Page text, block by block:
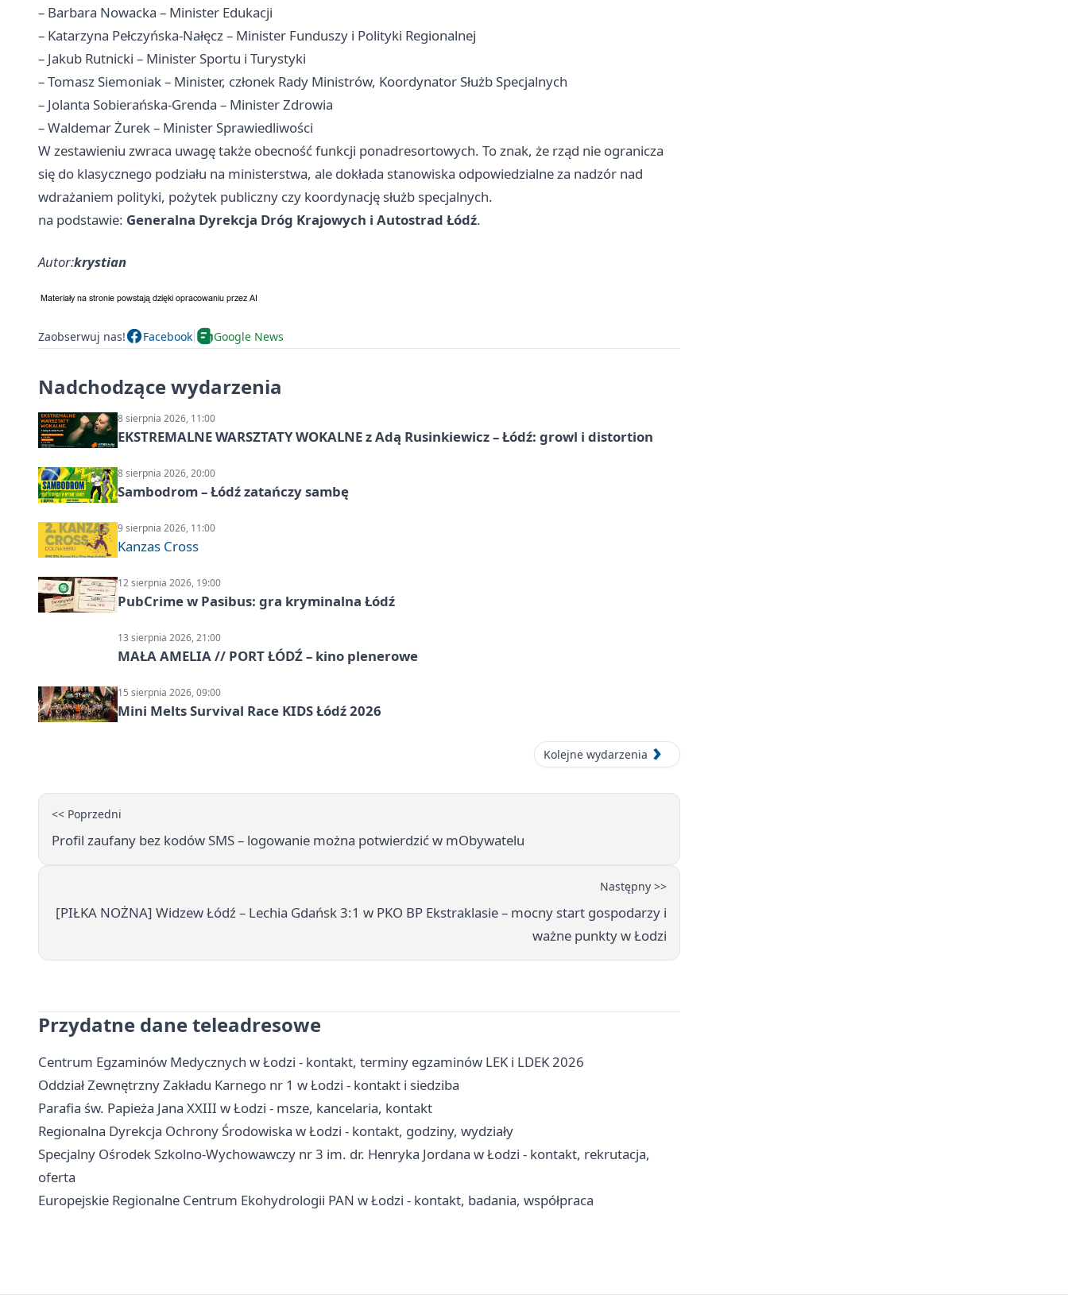
– Barbara Nowacka – Minister Edukacji
– Katarzyna Pełczyńska-Nałęcz – Minister Funduszy i Polityki Regionalnej
– Jakub Rutnicki – Minister Sportu i Turystyki
– Tomasz Siemoniak – Minister, członek Rady Ministrów, Koordynator Służb Specjalnych
– Jolanta Sobierańska-Grenda – Minister Zdrowia
– Waldemar Żurek – Minister Sprawiedliwości
W zestawieniu zwraca uwagę także obecność funkcji ponadresortowych. To znak, że rząd nie ogranicza
się do klasycznego podziału na ministerstwa, ale dokłada stanowiska odpowiedzialne za nadzór nad
wdrażaniem polityki, pożytek publiczny czy koordynację służb specjalnych.
na podstawie: Generalna Dyrekcja Dróg Krajowych i Autostrad Łódź.
Autor:krystian
Zaobserwuj nas! Facebook Google News
Nadchodzące wydarzenia
8 sierpnia 2026, 11:00
EKSTREMALNE WARSZTATY WOKALNE z Adą Rusinkiewicz – Łódź: growl i distortion
8 sierpnia 2026, 20:00
Sambodrom – Łódź zatańczy sambę
9 sierpnia 2026, 11:00
Kanzas Cross
12 sierpnia 2026, 19:00
PubCrime w Pasibus: gra kryminalna Łódź
13 sierpnia 2026, 21:00
MAŁA AMELIA // PORT ŁÓDŹ – kino plenerowe
15 sierpnia 2026, 09:00
Mini Melts Survival Race KIDS Łódź 2026
Kolejne wydarzenia
<< Poprzedni
Profil zaufany bez kodów SMS – logowanie można potwierdzić w mObywatelu
Następny >>
[PIŁKA NOŻNA] Widzew Łódź – Lechia Gdańsk 3:1 w PKO BP Ekstraklasie – mocny start gospodarzy i
ważne punkty w Łodzi
Przydatne dane teleadresowe
Centrum Egzaminów Medycznych w Łodzi - kontakt, terminy egzaminów LEK i LDEK 2026
Oddział Zewnętrzny Zakładu Karnego nr 1 w Łodzi - kontakt i siedziba
Parafia św. Papieża Jana XXIII w Łodzi - msze, kancelaria, kontakt
Regionalna Dyrekcja Ochrony Środowiska w Łodzi - kontakt, godziny, wydziały
Specjalny Ośrodek Szkolno-Wychowawczy nr 3 im. dr. Henryka Jordana w Łodzi - kontakt, rekrutacja,
oferta
Europejskie Regionalne Centrum Ekohydrologii PAN w Łodzi - kontakt, badania, współpraca